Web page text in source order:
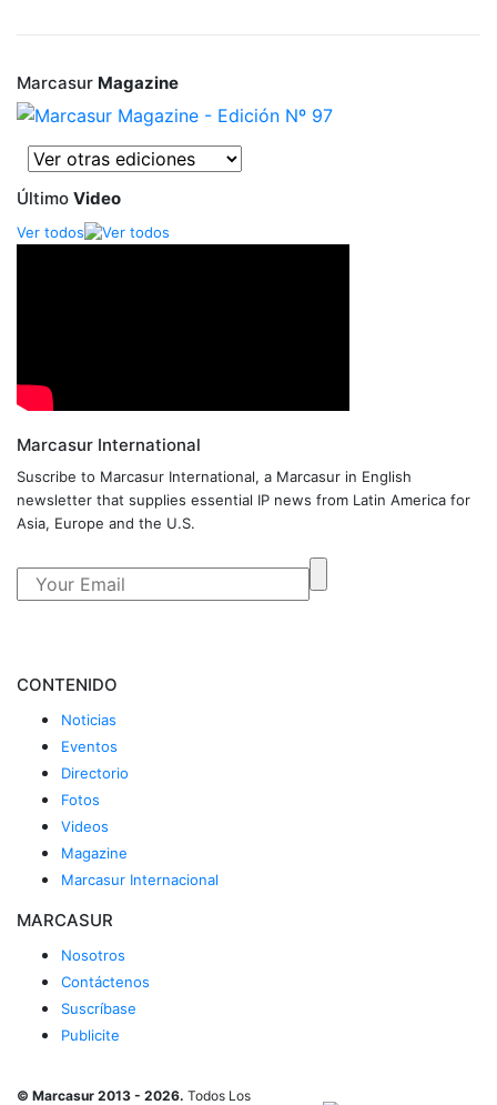
Marcasur Magazine
Último Video
Ver todos
Marcasur International
Suscribe to Marcasur International, a Marcasur in English
newsletter that supplies essential IP news from Latin America for
Asia, Europe and the U.S.
CONTENIDO
Noticias
Eventos
Directorio
Fotos
Videos
Magazine
Marcasur Internacional
MARCASUR
Nosotros
Contáctenos
Suscríbase
Publicite
© Marcasur 2013 - 2026. Todos Los